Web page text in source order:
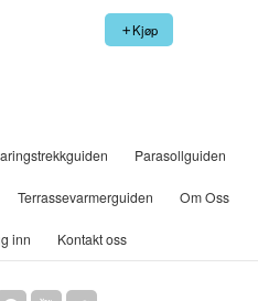
Kjøp
Parasollguiden
Terrassevarmerguiden Om Oss
inn Kontakt oss